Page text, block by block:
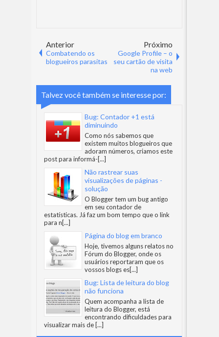
Anterior
Combatendo os
blogueiros parasitas
Próximo
Google Profile – o
seu cartão de visita
na web
Talvez você também se interesse por:
Bug: Contador +1 está
diminuindo
Como nós sabemos que
existem muitos blogueiros que
adoram números, criamos este
post para informá-[...]
Não rastrear suas
visualizações de páginas -
solução
O Blogger tem um bug antigo
em seu contador de
estatísticas. Já faz um bom tempo que o link
para n[...]
Página do blog em branco
Hoje, tivemos alguns relatos no
Fórum do Blogger, onde os
usuários reportaram que os
vossos blogs es[...]
Bug: Lista de leitura do blog
não funciona
Quem acompanha a lista de
leitura do Blogger, está
encontrando dificuldades para
visualizar mais de [...]